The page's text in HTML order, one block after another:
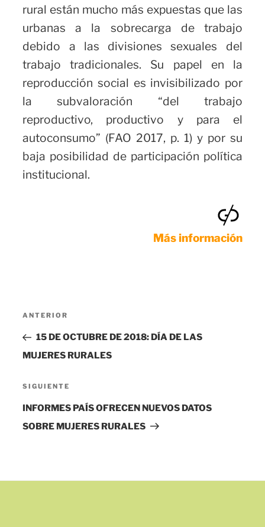
rural están mucho más expuestas que las
urbanas a la sobrecarga de trabajo
debido a las divisiones sexuales del
trabajo tradicionales. Su papel en la
reproducción social es invisibilizado por
la subvaloración “del trabajo
reproductivo, productivo y para el
autoconsumo” (FAO 2017, p. 1) y por su
baja posibilidad de participación política
institucional.
Más información
entradas
Entrada
anterior:
ANTERIOR
15 DE OCTUBRE DE 2018: DÍA DE LAS
MUJERES RURALES
Siguiente
entrada
SIGUIENTE
INFORMES PAÍS OFRECEN NUEVOS DATOS
SOBRE MUJERES RURALES